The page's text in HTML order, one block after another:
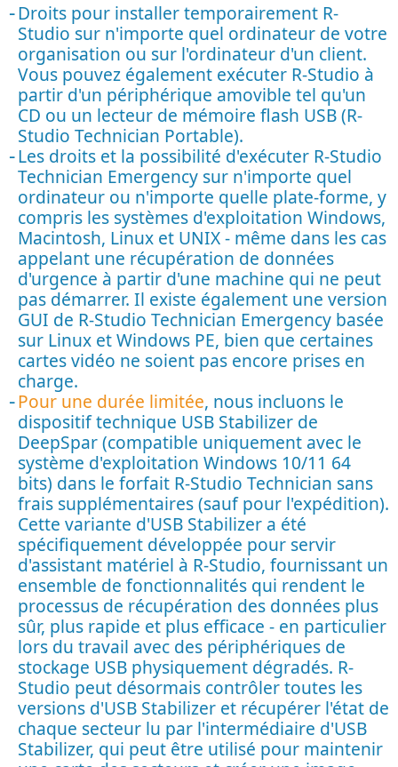
Droits pour installer temporairement R-
Studio sur n'importe quel ordinateur de votre
organisation ou sur l'ordinateur d'un client.
Vous pouvez également exécuter R-Studio à
partir d'un périphérique amovible tel qu'un
CD ou un lecteur de mémoire flash USB (R-
Studio Technician Portable).
Les droits et la possibilité d'exécuter R-Studio
Technician Emergency sur n'importe quel
ordinateur ou n'importe quelle plate-forme, y
compris les systèmes d'exploitation Windows,
Macintosh, Linux et UNIX - même dans les cas
appelant une récupération de données
d'urgence à partir d'une machine qui ne peut
pas démarrer. Il existe également une version
GUI de R-Studio Technician Emergency basée
sur Linux et Windows PE, bien que certaines
cartes vidéo ne soient pas encore prises en
charge.
Pour une durée limitée, nous incluons le
dispositif technique USB Stabilizer de
DeepSpar (compatible uniquement avec le
système d'exploitation Windows 10/11 64
bits) dans le forfait R-Studio Technician sans
frais supplémentaires (sauf pour l'expédition).
Cette variante d'USB Stabilizer a été
spécifiquement développée pour servir
d'assistant matériel à R-Studio, fournissant un
ensemble de fonctionnalités qui rendent le
processus de récupération des données plus
sûr, plus rapide et plus efficace - en particulier
lors du travail avec des périphériques de
stockage USB physiquement dégradés. R-
Studio peut désormais contrôler toutes les
versions d'USB Stabilizer et récupérer l'état de
chaque secteur lu par l'intermédiaire d'USB
Stabilizer, qui peut être utilisé pour maintenir